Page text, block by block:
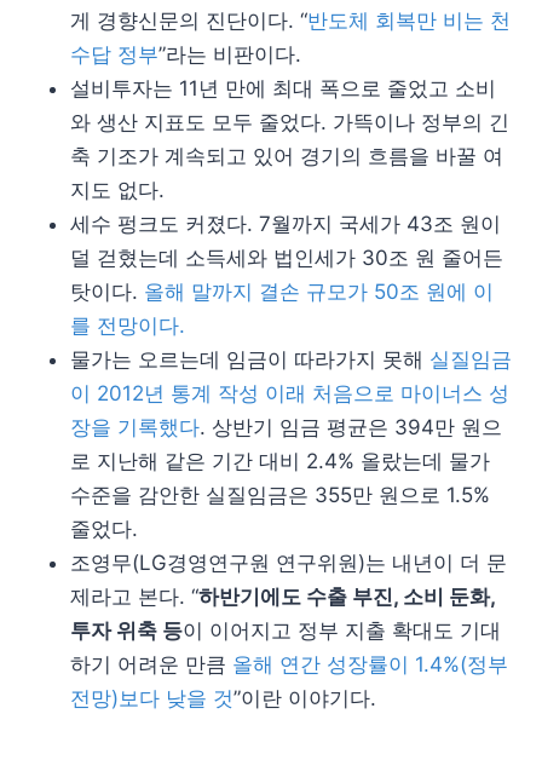
게 경향신문의 진단이다. “반도체 회복만 비는 천
수답 정부”라는 비판이다.
설비투자는 11년 만에 최대 폭으로 줄었고 소비
와 생산 지표도 모두 줄었다. 가뜩이나 정부의 긴
축 기조가 계속되고 있어 경기의 흐름을 바꿀 여
지도 없다.
세수 펑크도 커졌다. 7월까지 국세가 43조 원이
덜 걷혔는데 소득세와 법인세가 30조 원 줄어든
탓이다. 올해 말까지 결손 규모가 50조 원에 이
를 전망이다.
물가는 오르는데 임금이 따라가지 못해 실질임금
이 2012년 통계 작성 이래 처음으로 마이너스 성
장을 기록했다. 상반기 임금 평균은 394만 원으
로 지난해 같은 기간 대비 2.4% 올랐는데 물가
수준을 감안한 실질임금은 355만 원으로 1.5%
줄었다.
조영무(LG경영연구원 연구위원)는 내년이 더 문
제라고 본다. “하반기에도 수출 부진, 소비 둔화,
투자 위축 등이 이어지고 정부 지출 확대도 기대
하기 어려운 만큼 올해 연간 성장률이 1.4%(정부
전망)보다 낮을 것”이란 이야기다.